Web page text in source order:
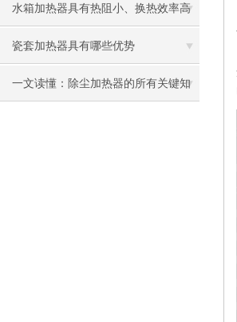
呢？
水箱加热器具有热阻小、换热效率高
的优点
瓷套加热器具有哪些优势
一文读懂：除尘加热器的所有关键知